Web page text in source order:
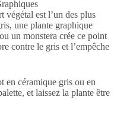
végétal est l’un des plus
une plante graphique
un monstera crée ce point
contre le gris et l’empêche
en céramique gris ou en
et laissez la plante être